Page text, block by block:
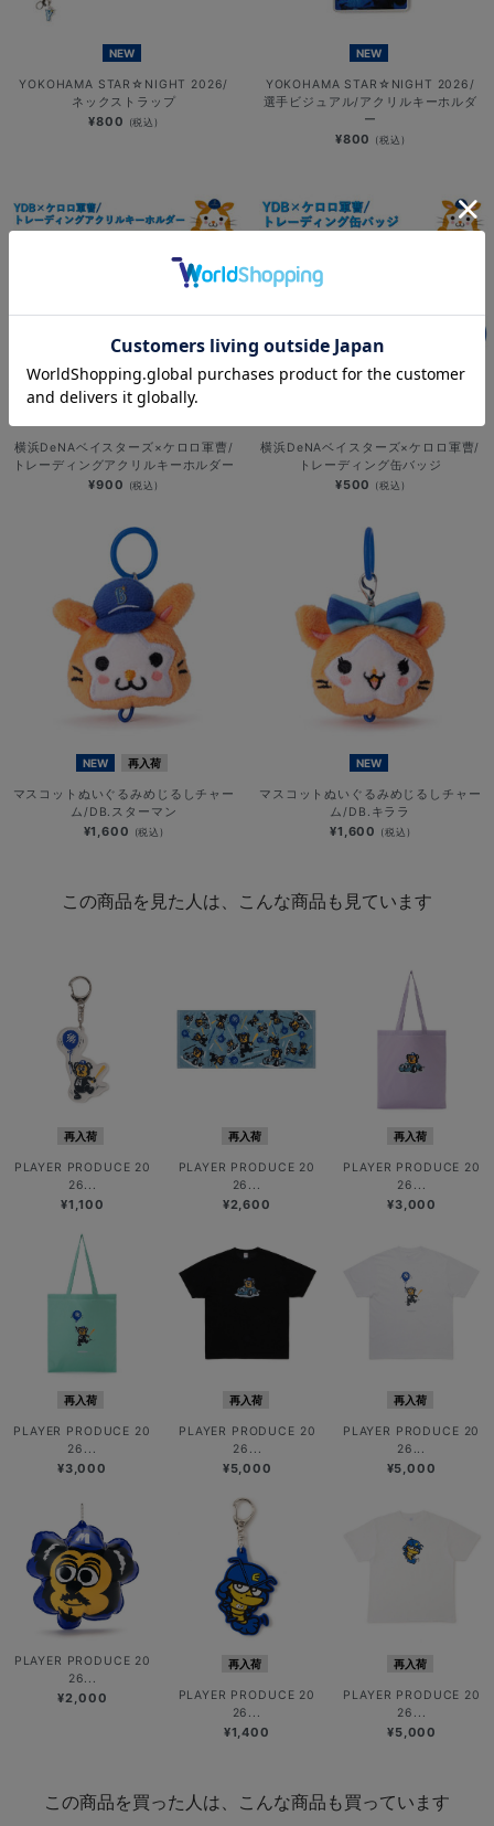
NEW
YOKOHAMA STAR☆NIGHT 2026/
ネックストラップ
¥800 (税込)
NEW
YOKOHAMA STAR☆NIGHT 2026/
選手ビジュアル/アクリルキーホルダ
ー
¥800 (税込)
横浜DeNAベイスターズ×ケロロ軍曹/
トレーディングアクリルキーホルダー
¥900 (税込)
横浜DeNAベイスターズ×ケロロ軍曹/
トレーディング缶バッジ
¥500 (税込)
NEW 再入荷
マスコットぬいぐるみめじるしチャー
ム/DB.スターマン
¥1,600 (税込)
NEW
マスコットぬいぐるみめじるしチャー
ム/DB.キララ
¥1,600 (税込)
この商品を見た人は、こんな商品も見ています
再入荷
PLAYER PRODUCE 20
26...
¥1,100
再入荷
PLAYER PRODUCE 20
26...
¥2,600
再入荷
PLAYER PRODUCE 20
26...
¥3,000
再入荷
PLAYER PRODUCE 20
26...
¥3,000
再入荷
PLAYER PRODUCE 20
26...
¥5,000
再入荷
PLAYER PRODUCE 20
26...
¥5,000
PLAYER PRODUCE 20
26...
¥2,000
再入荷
PLAYER PRODUCE 20
26...
¥1,400
再入荷
PLAYER PRODUCE 20
26...
¥5,000
この商品を買った人は、こんな商品も買っています